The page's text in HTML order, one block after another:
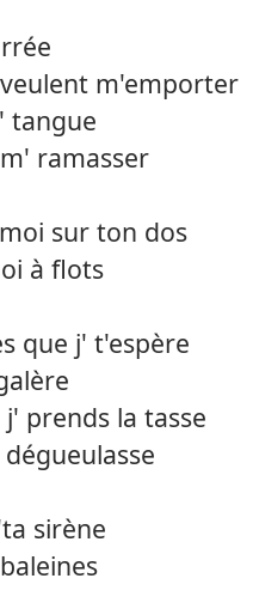
veulent m'emporter
tangue
ramasser
sur ton dos
à flots
que j' t'espère
prends la tasse
sirène